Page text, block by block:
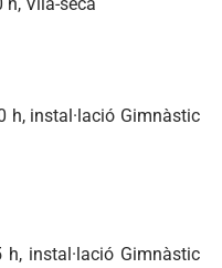
h, Vila-seca
h, instal·lació Gimnàstic
instal·lació Gimnàstic